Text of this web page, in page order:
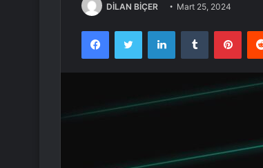
DİLAN BİÇER Mart 25, 2024
FacebookTwitter LinkedInTumblr